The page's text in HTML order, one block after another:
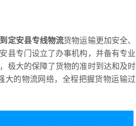
定安县专线物流货物运输更加安全、
县专门设立了办事机构，并备有专业
极大的保障了货物的准时到达和及时
大的物流网络，全程把握货物运输过